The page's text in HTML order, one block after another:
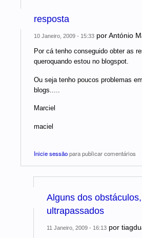
resposta
10 Janeiro, 2009 - 15:33 porAntónio
Por cá tenho conseguido obter as
queroquando estou no blogspot.
Ou seja tenho poucos problemas
blogs.....
Marciel
maciel
Inicie sessãopara publicar comentários
Alguns dos
ultrapassados
11 Janeiro, 2009 - 16:13 por